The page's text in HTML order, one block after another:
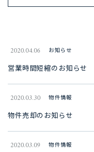
2020.04.06 お知らせ
営業時間短縮のお知らせ
2020.03.30 物件情報
物件売却のお知らせ
2020.03.09 物件情報